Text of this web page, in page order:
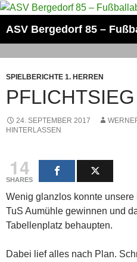
Zum
springen
ASV Bergedorf 85 –
SPIELBERICHTE 1. HERREN
PFLICHTSIEG
24. SEPTEMBER 2017
HINTERLASSEN
14
SHARES
Wenig glanzlos konnte unsere
TuS Aumühle gewinnen und
Tabellenplatz behaupten.
Dabei lief alles nach Plan.